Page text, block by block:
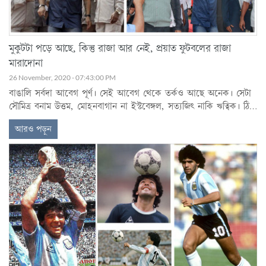
মুকুটটা পড়ে আছে, কিন্তু রাজা আর নেই, প্রয়াত ফুটবলের রাজা
মারাদোনা
26 November, 2020 - 07:43:00 PM
বাঙালি সর্বদা আবেগ পূর্ণ। সেই আবেগ থেকে তর্কও আছে অনেক। সেটা
সৌমিত্র বনাম উত্তম, মোহনবাগান না ইস্টবেঙ্গল, সত্যজিৎ নাকি ঋত্বিক। ঠিক
সেভাবেই সারাবিশ্বে একটা বিশিষ্ট তর্ক আছে যে, কে বড়? মারাদোনা নাকি
পেলে। কে বড়, কে ছোট -এটা বিষয় নয়। মারাদোনা সর্বকালের অন্যতম
সর্বশ্রেষ্ঠ ফুটবলার। সবাই বলেন তিনি ঈশ্বরের বরপুত্র।
আরও পড়ুন